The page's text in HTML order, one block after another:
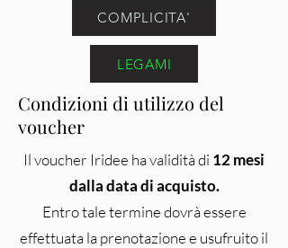
COMPLICITA'
LEGAMI
Condizioni di utilizzo del
voucher
Il voucher Iridee ha validità di 12 mesi
dalla data di acquisto.
Entro tale termine dovrà essere
effettuata la prenotazione e usufruito il